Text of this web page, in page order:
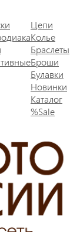
Цепи
Колье
Браслеты
Броши
Булавки
Новинки
Каталог
%Sale